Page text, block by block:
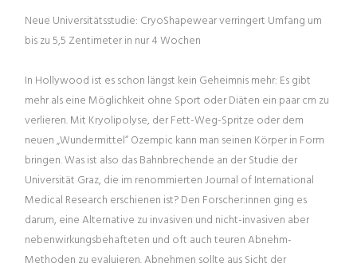
Neue Universitätsstudie: CryoShapewear verringert Umfang um
bis zu 5,5 Zentimeter in nur 4 Wochen
In Hollywood ist es schon längst kein Geheimnis mehr: Es gibt
mehr als eine Möglichkeit ohne Sport oder Diäten ein paar cm zu
verlieren. Mit Kryolipolyse, der Fett-Weg-Spritze oder dem
neuen „Wundermittel“ Ozempic kann man seinen Körper in Form
bringen. Was ist also das Bahnbrechende an der Studie der
Universität Graz, die im renommierten Journal of International
Medical Research erschienen ist? Den Forscher:innen ging es
darum, eine Alternative zu invasiven und nicht-invasiven aber
nebenwirkungsbehafteten und oft auch teuren Abnehm-
Methoden zu evaluieren. Abnehmen sollte aus Sicht der